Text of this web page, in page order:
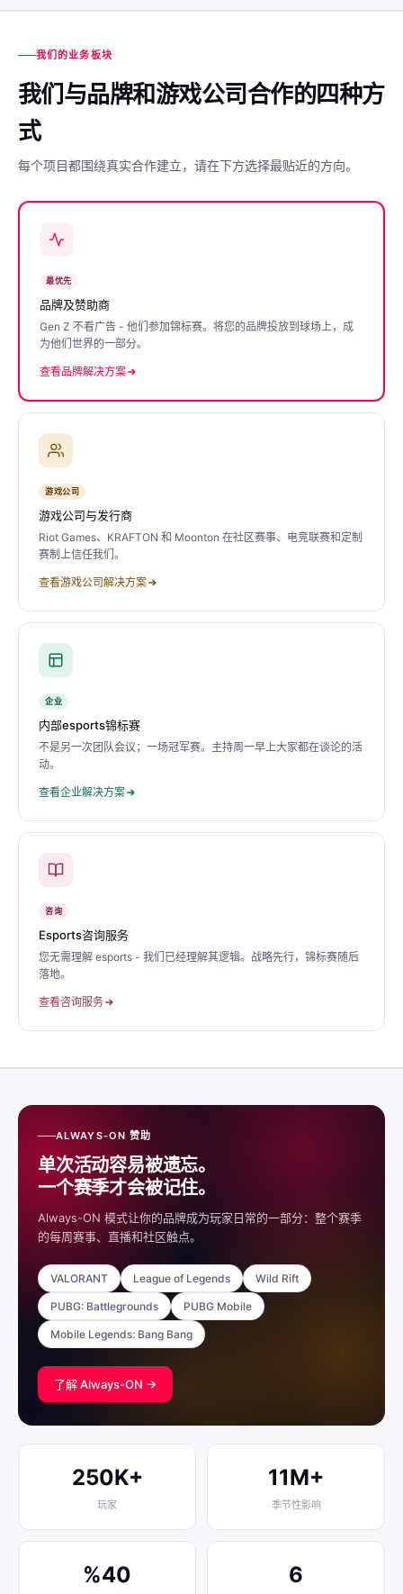
我们的业务板块
我们与品牌和游戏公司合作的四种方
式
每个项目都围绕真实合作建立，请在下方选择最贴近的方向。
最优先
品牌及赞助商
Gen Z 不看广告 - 他们参加锦标赛。将您的品牌投放到球场上，成
为他们世界的一部分。
查看品牌解决方案
游戏公司
游戏公司与发行商
Riot Games、KRAFTON 和 Moonton 在社区赛事、电竞联赛和定制
赛制上信任我们。
查看游戏公司解决方案
企业
内部esports锦标赛
不是另一次团队会议；一场冠军赛。主持周一早上大家都在谈论的活
动。
查看企业解决方案
咨询
Esports咨询服务
您无需理解 esports - 我们已经理解其逻辑。战略先行，锦标赛随后
落地。
查看咨询服务
ALWAYS-ON 赞助
单次活动容易被遗忘。
一个赛季才会被记住。
Always-ON 模式让你的品牌成为玩家日常的一部分：整个赛季
的每周赛事、直播和社区触点。
VALORANT League of Legends Wild Rift
PUBG: Battlegrounds PUBG Mobile
Mobile Legends: Bang Bang
了解 Always-ON →
250K+
玩家
11M+
季节性影响
%40 6